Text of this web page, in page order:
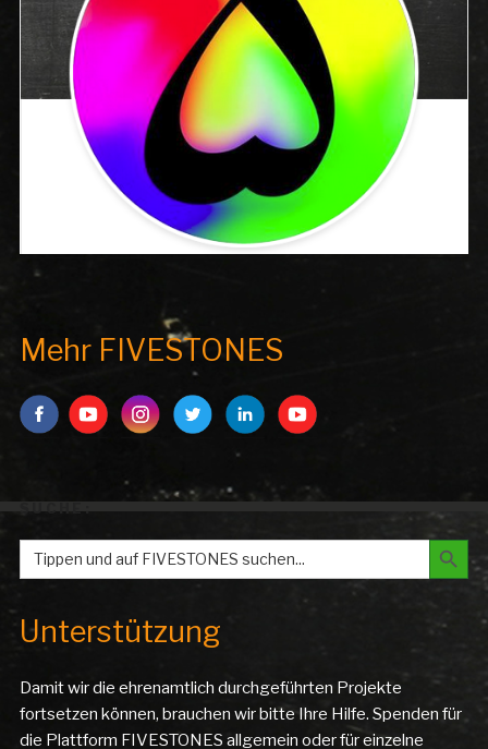
Mehr FIVESTONES
SUCHE:
Search
for:
Search
Unterstützung
Damit wir die ehrenamtlich durchgeführten Projekte
fortsetzen können, brauchen wir bitte Ihre Hilfe. Spenden für
die Plattform FIVESTONES allgemein oder für einzelne